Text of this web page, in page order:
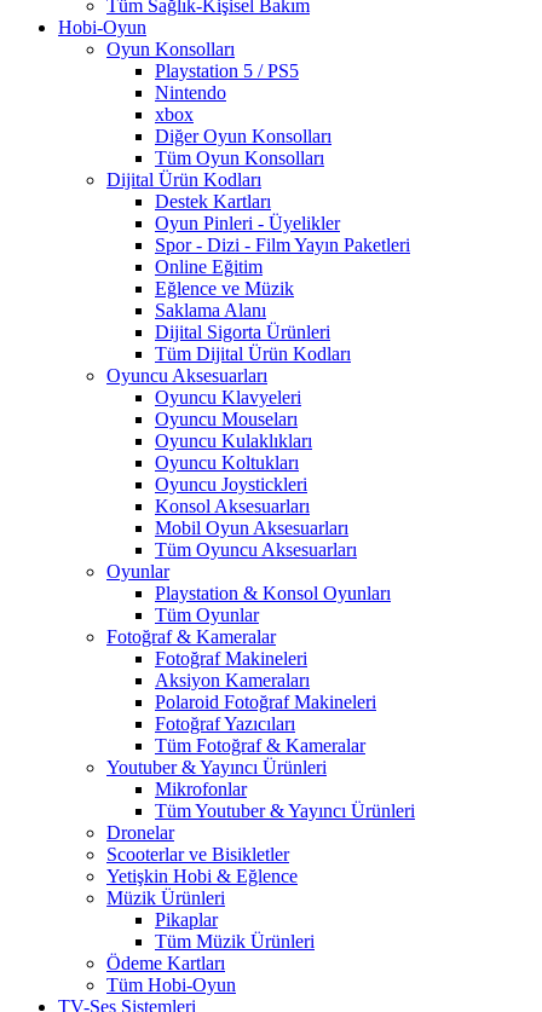
Tüm Sağlık-Kişisel Bakım
Hobi-Oyun
Oyun Konsolları
Playstation 5 / PS5
Nintendo
xbox
Diğer Oyun Konsolları
Tüm Oyun Konsolları
Dijital Ürün Kodları
Destek Kartları
Oyun Pinleri - Üyelikler
Spor - Dizi - Film Yayın Paketleri
Online Eğitim
Eğlence ve Müzik
Saklama Alanı
Dijital Sigorta Ürünleri
Tüm Dijital Ürün Kodları
Oyuncu Aksesuarları
Oyuncu Klavyeleri
Oyuncu Mouseları
Oyuncu Kulaklıkları
Oyuncu Koltukları
Oyuncu Joystickleri
Konsol Aksesuarları
Mobil Oyun Aksesuarları
Tüm Oyuncu Aksesuarları
Oyunlar
Playstation & Konsol Oyunları
Tüm Oyunlar
Fotoğraf & Kameralar
Fotoğraf Makineleri
Aksiyon Kameraları
Polaroid Fotoğraf Makineleri
Fotoğraf Yazıcıları
Tüm Fotoğraf & Kameralar
Youtuber & Yayıncı Ürünleri
Mikrofonlar
Tüm Youtuber & Yayıncı Ürünleri
Dronelar
Scooterlar ve Bisikletler
Yetişkin Hobi & Eğlence
Müzik Ürünleri
Pikaplar
Tüm Müzik Ürünleri
Ödeme Kartları
Tüm Hobi-Oyun
TV-Ses Sistemleri